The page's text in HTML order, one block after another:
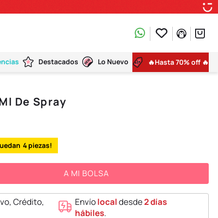
Destacados Lo Nuevo 🔥Hasta 70% off 🔥
De Spray
4
A MI BOLSA
Crédito,
Envíolocaldesde2 días
hábiles.